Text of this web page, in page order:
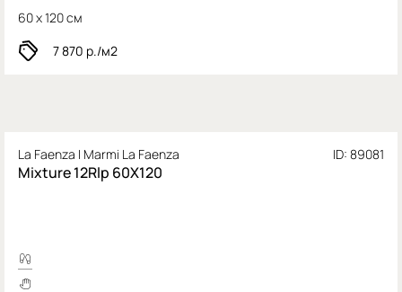
60 x 120 см
7 870 р./м2
La Faenza I Marmi La Faenza ID: 89081
Mixture 12Rlp 60X120